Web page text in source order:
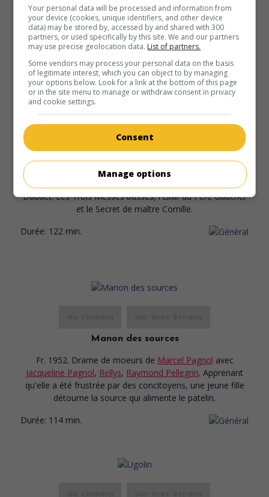
Fr. 1954. Dramede Edmond T. Gréville avec Jean Gabin
Henri Vidal,Andrée Debar. Un capitaine, chargé de renflouer
l'épave d'un navire, y découvre une femme assassinée.
Durée:
85 min.
Les Lettres de mon moulin
Fr. 1954. Film à sketchesde Marcel Pagnol
Vilbert
. Trois contes d'Alphonse
Daudet: Les Trois Messes basses, l'Élixir du Père Gaucher
et le Secret de maître Cornille.
Durée: 122 min.
Manon des sources
Fr. 1952. Drame de moeurs de Marcel Pagnol avec
Jacqueline Pagnol, Rellys, Raymond Pellegrin. Apprenant
qu'elle a été frustrée par des concitoyens, une jeune fille
détourne la source qui alimente le patelin.
Durée: 114 min.
Your personal data will be processed and information from
your device (cookies, unique identifiers, and other device
data) may be stored by, accessed by and shared with 300
partners, or used specifically by this site. We and our partners
may use precise geolocation data. List of partners.
Some vendors may process your personal data on the basis
of legitimate interest, which you can object to by managing
your options below. Look for a link at the bottom of this page
or in the site menu to manage or withdraw consent in privacy
and cookie settings.
Consent
Manage options